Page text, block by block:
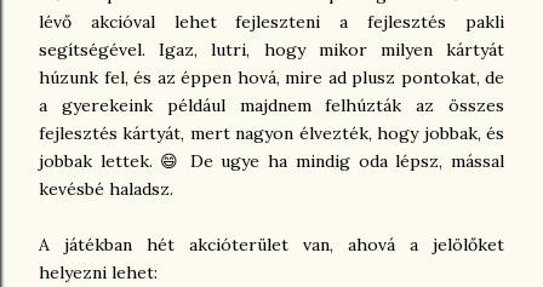
lévő akcióval lehet fejleszteni a fejlesztés pakli
segítségével. Igaz, lutri, hogy mikor milyen kártyát
húzunk fel, és az éppen hová, mire ad plusz pontokat, de
a gyerekeink például majdnem felhúzták az összes
fejlesztés kártyát, mert nagyon élvezték, hogy jobbak, és
jobbak lettek. 😄 De ugye ha mindig oda lépsz, mással
kevésbé haladsz.
A játékban hét akcióterület van, ahová a jelölőket
helyezni lehet: